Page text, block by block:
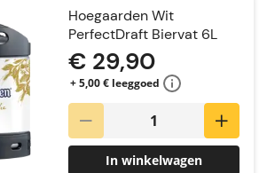
Hoegaarden Wit
PerfectDraft Biervat 6L
€ 29,90
+ 5,00 € leeggoed
In winkelwagen